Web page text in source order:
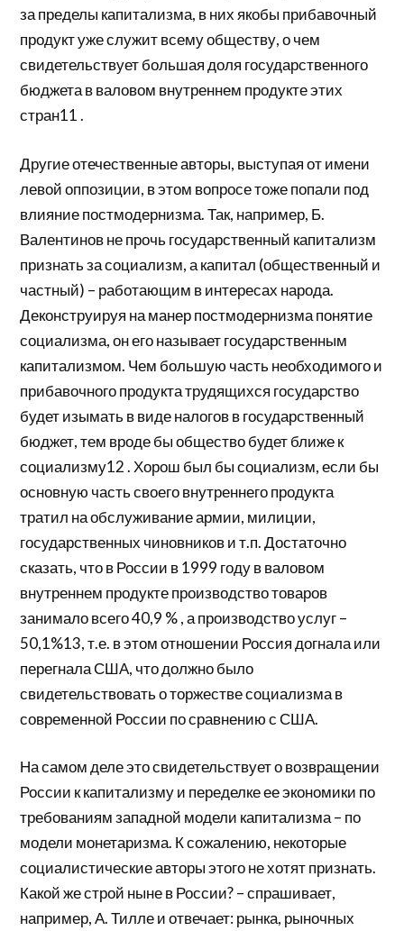
за пределы капитализма, в них якобы прибавочный
продукт уже служит всему обществу, о чем
свидетельствует большая доля государственного
бюджета в валовом внутреннем продукте этих
стран11 .
Другие отечественные авторы, выступая от имени
левой оппозиции, в этом вопросе тоже попали под
влияние постмодернизма. Так, например, Б.
Валентинов не прочь государственный капитализм
признать за социализм, а капитал (общественный и
частный) – работающим в интересах народа.
Деконструируя на манер постмодернизма понятие
социализма, он его называет государственным
капитализмом. Чем большую часть необходимого и
прибавочного продукта трудящихся государство
будет изымать в виде налогов в государственный
бюджет, тем вроде бы общество будет ближе к
социализму12 . Хорош был бы социализм, если бы
основную часть своего внутреннего продукта
тратил на обслуживание армии, милиции,
государственных чиновников и т.п. Достаточно
сказать, что в России в 1999 году в валовом
внутреннем продукте производство товаров
занимало всего 40,9 % , а производство услуг –
50,1%13, т.е. в этом отношении Россия догнала или
перегнала США, что должно было
свидетельствовать о торжестве социализма в
современной России по сравнению с США.
На самом деле это свидетельствует о возвращении
России к капитализму и переделке ее экономики по
требованиям западной модели капитализма – по
модели монетаризма. К сожалению, некоторые
социалистические авторы этого не хотят признать.
Какой же строй ныне в России? – спрашивает,
например, А. Тилле и отвечает: рынка, рыночных